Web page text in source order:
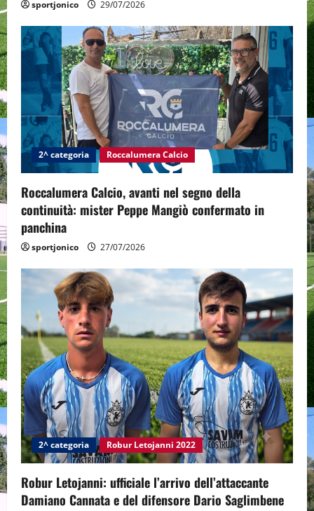
sportjonico 29/07/2026
2^ categoria Roccalumera Calcio
Roccalumera Calcio, avanti nel segno della
continuità: mister Peppe Mangiò confermato in
panchina
sportjonico 27/07/2026
2^ categoria Robur Letojanni 2022
Robur Letojanni: ufficiale l’arrivo dell’attaccante
Damiano Cannata e del difensore Dario Saglimbene